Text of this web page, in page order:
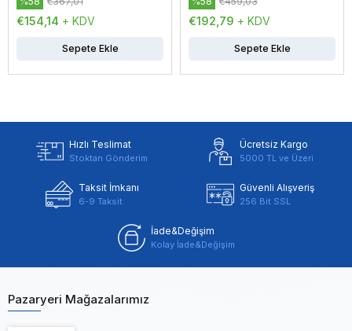
€154,14 + KDV
Sepete Ekle
€192,79 + KDV
Sepete Ekle
Hızlı Teslimat
Stoktan Gönderim
Ücretsiz Kargo
5000 TL ve Üzeri
Taksit İmkanı
6-9 Taksit
Güvenli Alışveriş
256 Bit SSL
İade&Değişim
Kolay İade&Değişim
Pazaryeri Mağazalarımız